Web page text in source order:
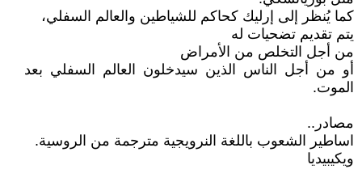
كما يُنظر إلى إرليك كحاكم للشياطين والعالم السفلي،
يتم تقديم تضحيات له
من أجل التخلص من الأمراض
أو من أجل الناس الذين سيدخلون العالم السفلي بعد
الموت.
مصادر..
اساطير الشعوب باللغة النرويجية مترجمة من الروسية.
ويكيبيديا